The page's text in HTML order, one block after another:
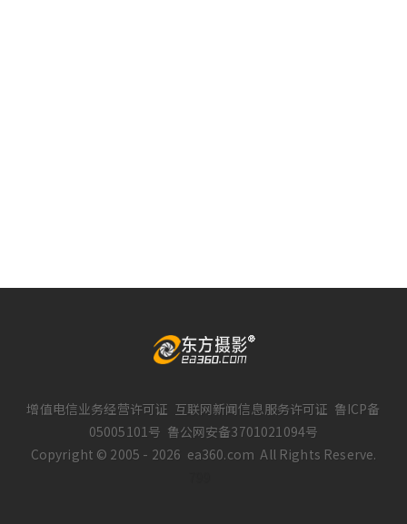
增值电信业务经营许可证 互联网新闻信息服务许可证 鲁ICP备
05005101号 鲁公网安备3701021094号
Copyright © 2005 - 2026 ea360.com All Rights Reserve.